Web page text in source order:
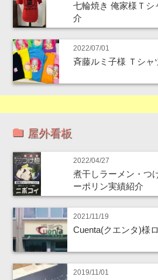
七輪焼き 俺家様Ｔ
介
2022/07/01
斉藤ルミ子様 Ｔシャ
屋外看板
2022/04/27
煮干しラーメン・
ーポリン実績紹介
2021/11/19
Cuenta(クエンタ)様
2019/11/01